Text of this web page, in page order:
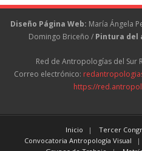
Diseño Página Web: María Ángela
Domingo Briceño / Pintura del
Red de Antropologías del Sur
Correo electrónico:
https://
Inicio Tercer
Convocatoria Antropología Visual